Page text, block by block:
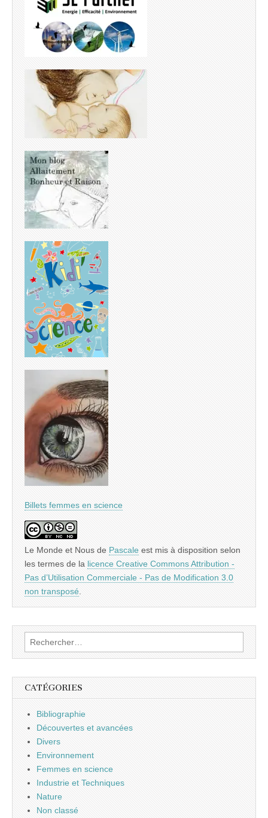
Billets femmes en science
Le Monde et Nous de Pascale est mis à disposition selon
les termes de la licence Creative Commons Attribution -
Pas d’Utilisation Commerciale - Pas de Modification 3.0
non transposé
Rechercher :
CATÉGORIES
Bibliographie
Découvertes et avancées
Divers
Environnement
Femmes en science
Industrie et Techniques
Nature
Non classé